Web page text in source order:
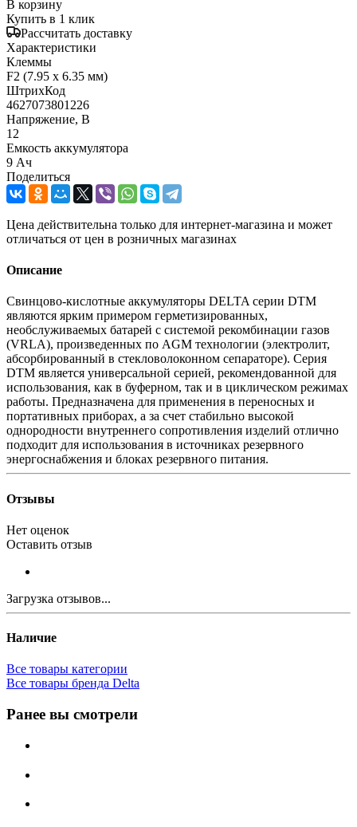
В корзину
Купить в 1 клик
Рассчитать доставку
Характеристики
Клеммы
F2 (7.95 x 6.35 мм)
ШтрихКод
4627073801226
Напряжение, В
12
Емкость аккумулятора
9 Ач
Поделиться
Цена действительна только для интернет-магазина и может
отличаться от цен в розничных магазинах
Описание
Свинцово-кислотные аккумуляторы DELTA серии DTM
являются ярким примером герметизированных,
необслуживаемых батарей с системой рекомбинации газов
(VRLA), произведенных по AGM технологии (электролит,
абсорбированный в стекловолоконном сепараторе). Серия
DTM является универсальной серией, рекомендованной для
использования, как в буферном, так и в циклическом режимах
работы. Предназначена для применения в переносных и
портативных приборах, а за счет стабильно высокой
однородности внутреннего сопротивления изделий отлично
подходит для использования в источниках резервного
энергоснабжения и блоках резервного питания.
Отзывы
Нет оценок
Оставить отзыв
Загрузка отзывов...
Наличие
Все товары категории
Все товары бренда Delta
Ранее вы смотрели